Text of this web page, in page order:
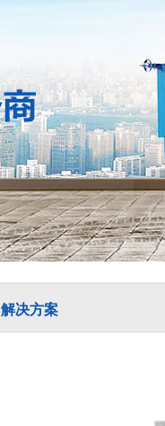
解决方案